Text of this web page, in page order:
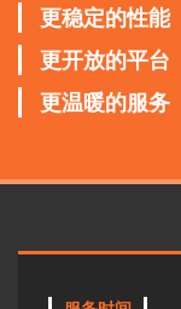
更稳定的性能
更开放的平台
更温暖的服务